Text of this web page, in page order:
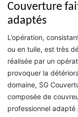
Couverture
adaptés
L’opération,
ou en tuile, est très
réalisée par un
provoquer la
domaine, SG
composée de
professionnel